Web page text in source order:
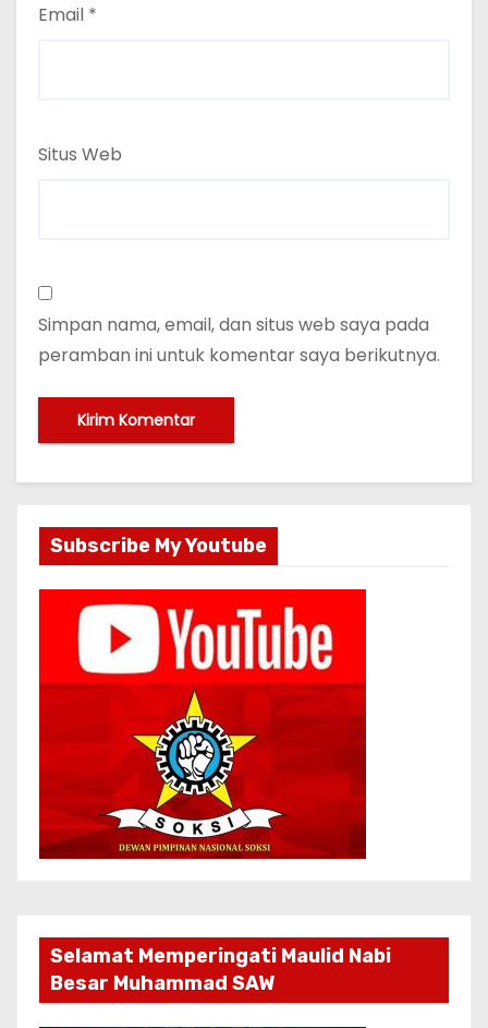
Email *
Situs Web
Simpan nama, email, dan situs web saya pada
peramban ini untuk komentar saya berikutnya.
Subscribe My Youtube
Selamat Memperingati Maulid Nabi
Besar Muhammad SAW